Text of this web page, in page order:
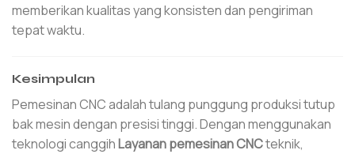
memberikan kualitas yang konsisten dan pengiriman
tepat waktu.
Kesimpulan
Pemesinan CNC adalah tulang punggung produksi tutup
bak mesin dengan presisi tinggi. Dengan menggunakan
teknologi canggihLayanan pemesinan CNCteknik,